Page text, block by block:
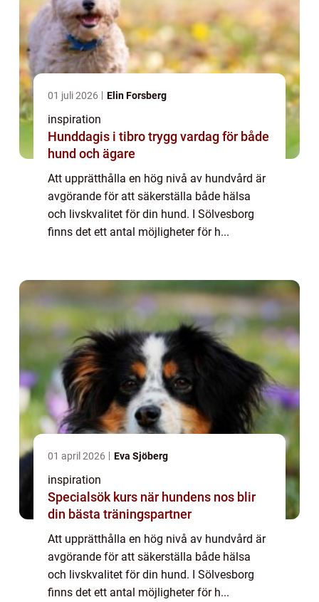
01 juli 2026 Elin Forsberg
inspiration
Hunddagis i tibro trygg vardag för både
hund och ägare
Att upprätthålla en hög nivå av hundvård är
avgörande för att säkerställa både hälsa
och livskvalitet för din hund. I Sölvesborg
finns det ett antal möjligheter för h...
01 april 2026 Eva Sjöberg
inspiration
Specialsök kurs när hundens nos blir
din bästa träningspartner
Att upprätthålla en hög nivå av hundvård är
avgörande för att säkerställa både hälsa
och livskvalitet för din hund. I Sölvesborg
finns det ett antal möjligheter för h...